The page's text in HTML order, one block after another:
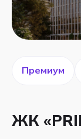
ЖК
Премиум